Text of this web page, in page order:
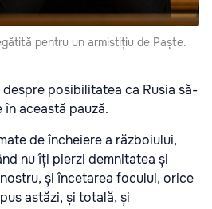
pentru un armistițiu de Paște.
posibilitatea ca Rusia să-
această pauză.
de încheiere a războiului,
nu îți pierzi demnitatea și
și încetarea focului, orice
astăzi, și totală, și